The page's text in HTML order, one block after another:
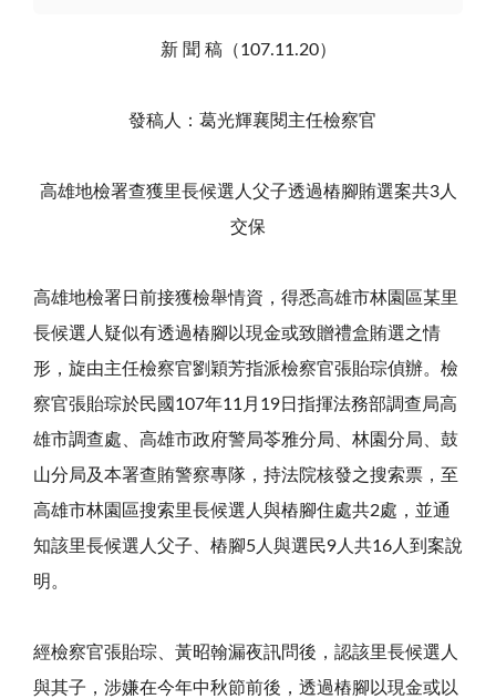
新 聞 稿（107.11.20）
發稿人：葛光輝襄閱主任檢察官
高雄地檢署查獲里長候選人父子透過樁腳賄選案共3人
交保
高雄地檢署日前接獲檢舉情資，得悉高雄市林園區某里
長候選人疑似有透過樁腳以現金或致贈禮盒賄選之情
形，旋由主任檢察官劉穎芳指派檢察官張貽琮偵辦。檢
察官張貽琮於民國107年11月19日指揮法務部調查局高
雄市調查處、高雄市政府警局苓雅分局、林園分局、鼓
山分局及本署查賄警察專隊，持法院核發之搜索票，至
高雄市林園區搜索里長候選人與樁腳住處共2處，並通
知該里長候選人父子、樁腳5人與選民9人共16人到案說
明。
經檢察官張貽琮、黃昭翰漏夜訊問後，認該里長候選人
與其子，涉嫌在今年中秋節前後，透過樁腳以現金或以